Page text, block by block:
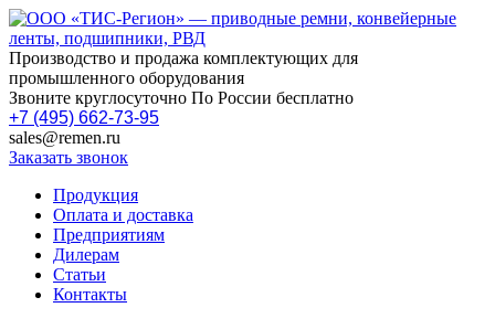
Производство и продажа комплектующих для
промышленного оборудования
Звоните круглосуточно По России бесплатно
+7 (495) 662-73-95
sales@remen.ru
Заказать звонок
Продукция
Оплата и доставка
Предприятиям
Дилерам
Статьи
Контакты